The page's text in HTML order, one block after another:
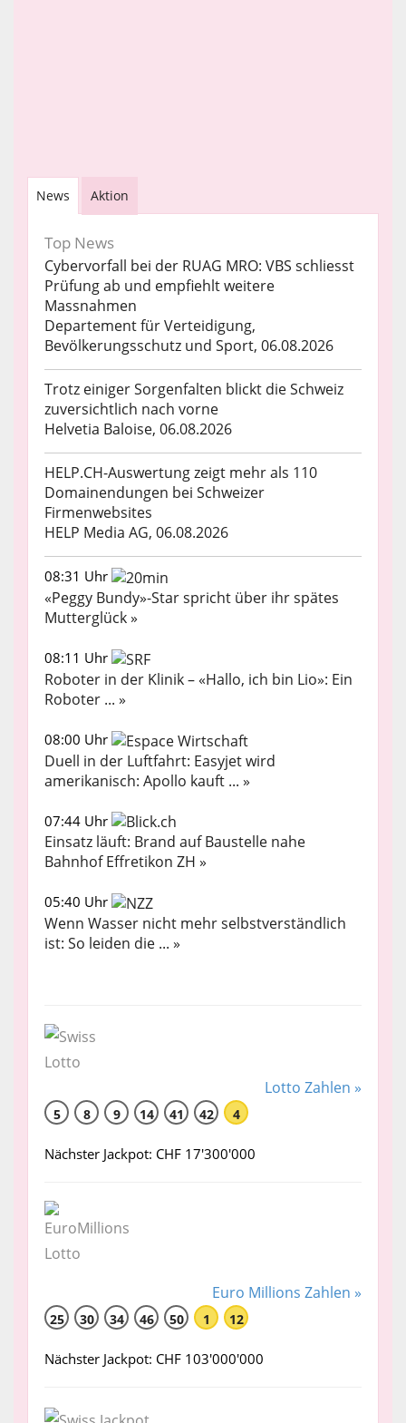
News Aktion
Top News
Cybervorfall bei der RUAG MRO: VBS schliesst
Prüfung ab und empfiehlt weitere
Massnahmen
Departement für Verteidigung,
Bevölkerungsschutz und Sport, 06.08.2026
Trotz einiger Sorgenfalten blickt die Schweiz
zuversichtlich nach vorne
Helvetia Baloise, 06.08.2026
HELP.CH-Auswertung zeigt mehr als 110
Domainendungen bei Schweizer
Firmenwebsites
HELP Media AG, 06.08.2026
08:31 Uhr
«Peggy Bundy»-Star spricht über ihr spätes
Mutterglück »
08:11 Uhr
Roboter in der Klinik – «Hallo, ich bin Lio»: Ein
Roboter ... »
08:00 Uhr
Duell in der Luftfahrt: Easyjet wird
amerikanisch: Apollo kauft ... »
07:44 Uhr
Einsatz läuft: Brand auf Baustelle nahe
Bahnhof Effretikon ZH »
05:40 Uhr
Wenn Wasser nicht mehr selbstverständlich
ist: So leiden die ... »
Lotto Zahlen »
5 8 9 14 41 42 4
Nächster Jackpot: CHF 17'300'000
Euro Millions Zahlen »
25 30 34 46 50 1 12
Nächster Jackpot: CHF 103'000'000